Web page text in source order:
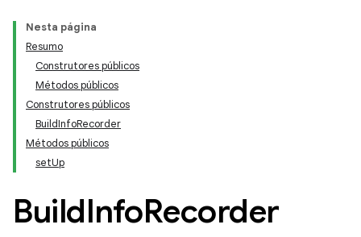
Nesta página
Resumo
Construtores públicos
Métodos públicos
Construtores públicos
BuildInfoRecorder
Métodos públicos
setUp
BuildInfoRecorder